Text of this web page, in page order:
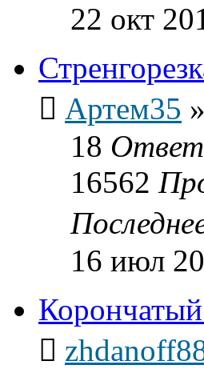
22 окт
Артем35 »
18
16562
16 июл